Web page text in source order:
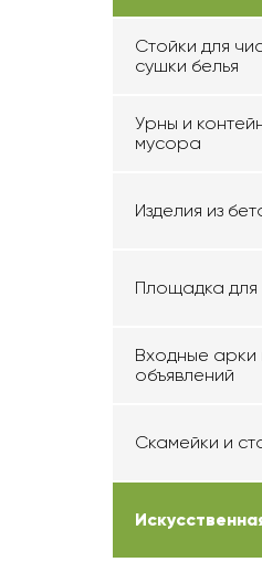
Стойки для
сушки белья
Урны и
мусора
Изделия из
Площадка для
Входные арки
объявлений
Скамейки и